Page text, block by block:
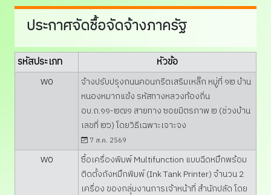
โครงการจ้างขยายเขต
ประปาส่วนภูมิภาค หมู่ที่
โดยวิธีเฉพาะเจาะจง...
ปรับปรุงถนน
คอนกรีตเสริมเหล็ก หมู่
ทางหลวงท้องถิ่น อบ.ถ.
๑๑-๐๘...
ประกาศจัดชื้อจัดจ้างภาครัฐ
รหัสประเภท หัวข้อ
W0
จ้างปรับปรุงถนนคอนกรีตเสริมเหล็ก หมู่ที่ ๑๒ บ้าน
หนองหมากแข้ง รหัสทางหลวงท้องถิ่น
อบ.ถ.๑๑-๒๗๑ สายทาง ซอยมิตรภาพ ๒ (ช่วงบ้าน
เลขที่ ๒๖) โดยวิธีเฉพาะเจาะจง
7 ส.ค. 2569
W0
ซื้อเครื่องพิมพ์ Multifunction แบบฉีดหมึกพร้อม
ติดตั้งถังหมึกพิมพ์ (Ink Tank Printer) จำนวน 2
เครื่อง ของกลุ่มงานการเจ้าหน้าที่ สำนักปลัด โดย